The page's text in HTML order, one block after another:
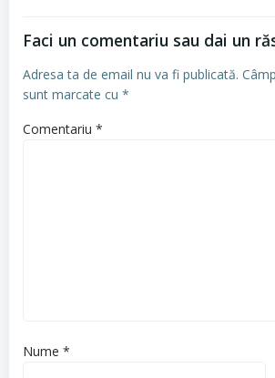
Faci un comentariu sau dai un
Adresa ta de email nu va fi publicată.
sunt marcate cu *
Comentariu *
Nume *